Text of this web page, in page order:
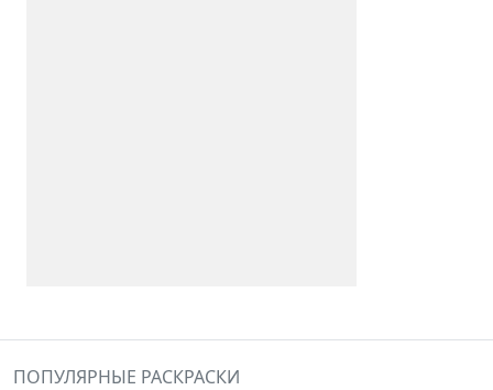
ПОПУЛЯРНЫЕ РАСКРАСКИ